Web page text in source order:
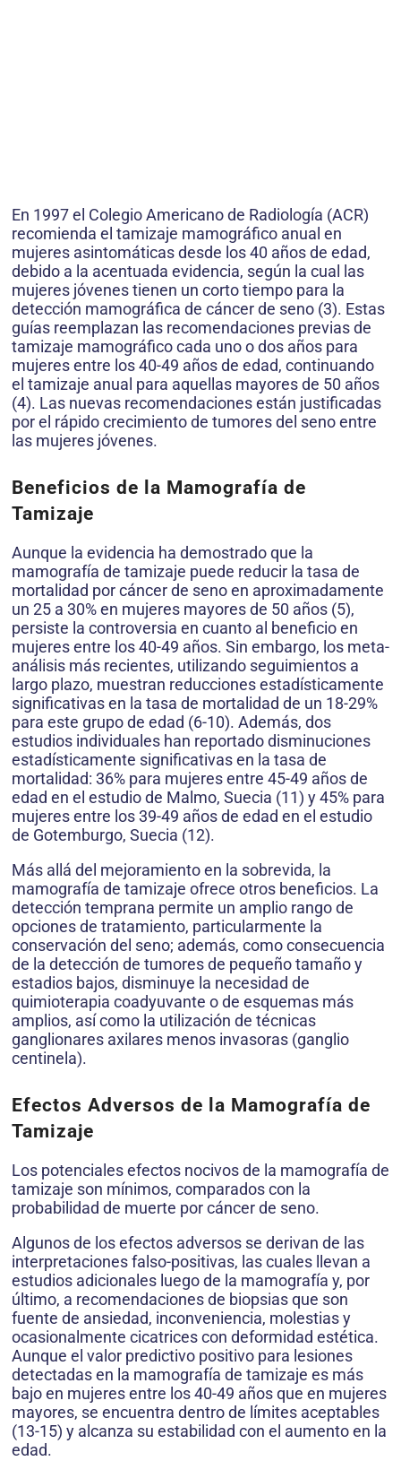
En 1997 el Colegio Americano de Radiología (ACR)
recomienda el tamizaje mamográfico anual en
mujeres asintomáticas desde los 40 años de edad,
debido a la acentuada evidencia, según la cual las
mujeres jóvenes tienen un corto tiempo para la
detección mamográfica de cáncer de seno (3). Estas
guías reemplazan las recomendaciones previas de
tamizaje mamográfico cada uno o dos años para
mujeres entre los 40-49 años de edad, continuando
el tamizaje anual para aquellas mayores de 50 años
(4). Las nuevas recomendaciones están justificadas
por el rápido crecimiento de tumores del seno entre
las mujeres jóvenes.
Beneficios de la Mamografía de
Tamizaje
Aunque la evidencia ha demostrado que la
mamografía de tamizaje puede reducir la tasa de
mortalidad por cáncer de seno en aproximadamente
un 25 a 30% en mujeres mayores de 50 años (5),
persiste la controversia en cuanto al beneficio en
mujeres entre los 40-49 años. Sin embargo, los meta-
análisis más recientes, utilizando seguimientos a
largo plazo, muestran reducciones estadísticamente
significativas en la tasa de mortalidad de un 18-29%
para este grupo de edad (6-10). Además, dos
estudios individuales han reportado disminuciones
estadísticamente significativas en la tasa de
mortalidad: 36% para mujeres entre 45-49 años de
edad en el estudio de Malmo, Suecia (11) y 45% para
mujeres entre los 39-49 años de edad en el estudio
de Gotemburgo, Suecia (12).
Más allá del mejoramiento en la sobrevida, la
mamografía de tamizaje ofrece otros beneficios. La
detección temprana permite un amplio rango de
opciones de tratamiento, particularmente la
conservación del seno; además, como consecuencia
de la detección de tumores de pequeño tamaño y
estadios bajos, disminuye la necesidad de
quimioterapia coadyuvante o de esquemas más
amplios, así como la utilización de técnicas
ganglionares axilares menos invasoras (ganglio
centinela).
Efectos Adversos de la Mamografía de
Tamizaje
Los potenciales efectos nocivos de la mamografía de
tamizaje son mínimos, comparados con la
probabilidad de muerte por cáncer de seno.
Algunos de los efectos adversos se derivan de las
interpretaciones falso-positivas, las cuales llevan a
estudios adicionales luego de la mamografía y, por
último, a recomendaciones de biopsias que son
fuente de ansiedad, inconveniencia, molestias y
ocasionalmente cicatrices con deformidad estética.
Aunque el valor predictivo positivo para lesiones
detectadas en la mamografía de tamizaje es más
bajo en mujeres entre los 40-49 años que en mujeres
mayores, se encuentra dentro de límites aceptables
(13-15) y alcanza su estabilidad con el aumento en la
edad.